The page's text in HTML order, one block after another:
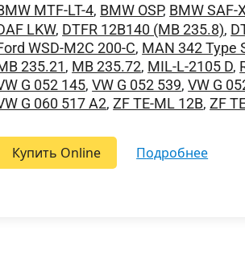
MTF-LT-4, BMW OSP, BMW SAF-
LKW, DTFR 12B140 (MB 235.8),
WSD-M2C 200-C, MAN 342 Type
235.21, MB 235.72, MIL-L-2105 D,
G 052 145,VW G 052 539,VW G
G 060 517 A2,ZF TE-ML 12B,ZF
Купить Online подробнее